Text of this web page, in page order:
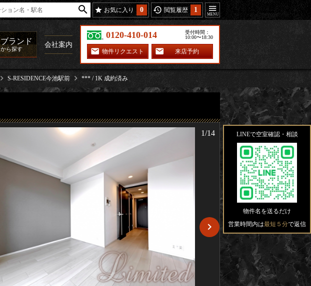
お気に入り 0 閲覧履歴 1
ブランド
から探す
会社案内
0120-410-014
受付時間：
10:00〜18:30
物件リクエスト 来店予約
S-RESIDENCE今池駅前 *** / 1K 成約済み
1/14 LINEで空室確認・相談
物件名を送るだけ
営業時間内は最短５分で返信